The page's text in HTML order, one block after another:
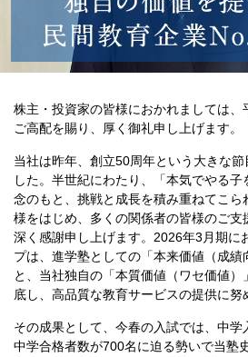
株主・投資家の皆様におかれましては、
ご高配を賜り、厚く御礼申し上げます。
当社は昨年、創立50周年という大きな
した。半世紀にわたり、「本気でやる
念のもと、挑戦と成長を積み重ねてこら
様をはじめ、多くの関係者の皆様のご支
深く感謝申し上げます。2026年3月期に
プは、進学塾としての「本来価値（成績
と、当社独自の「本質価値（ワセ価値
底し、高品質な教育サービスの提供に努
その成果として、今春の入試では、中学
中学合格者数が700名に迫る勢いで当塾